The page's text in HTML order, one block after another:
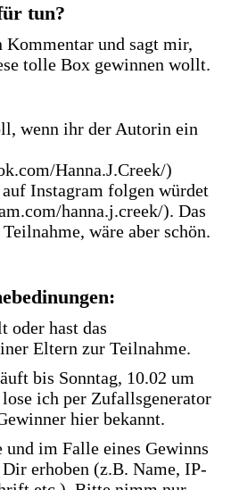
tun?
und sagt mir,
tolle Box gewinnen wollt.
wenn ihr der Autorin ein
Hanna.J.Creek/)
Instagram folgen würdet
hanna.j.creek/). Das
wäre aber schön.
oder hast das
Eltern zur Teilnahme.
bis Sonntag, 10.02 um
ich per Zufallsgenerator
hier bekannt.
im Falle eines Gewinns
erhoben (z.B. Name, IP-